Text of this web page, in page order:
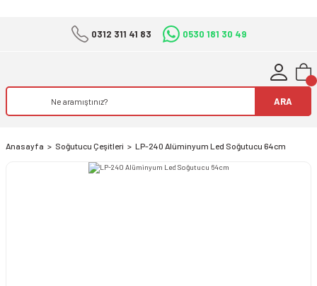
0312 311 41 83 0530 181 30 49
ARA
Anasayfa Soğutucu Çeşitleri LP-240 Alüminyum Led Soğutucu 64cm